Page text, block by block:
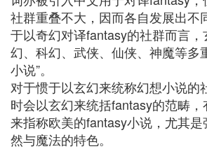
社群重叠不大，因而各自发展出不
于以奇幻对译fantasy的社群而言，
幻、科幻、武侠、仙侠、神魔等多
小说”。
对于惯于以玄幻来统称幻想小说的
时会以玄幻来统括fantasy的范畴
来指称欧美的fantasy小说，尤其是
然与魔法的特色。